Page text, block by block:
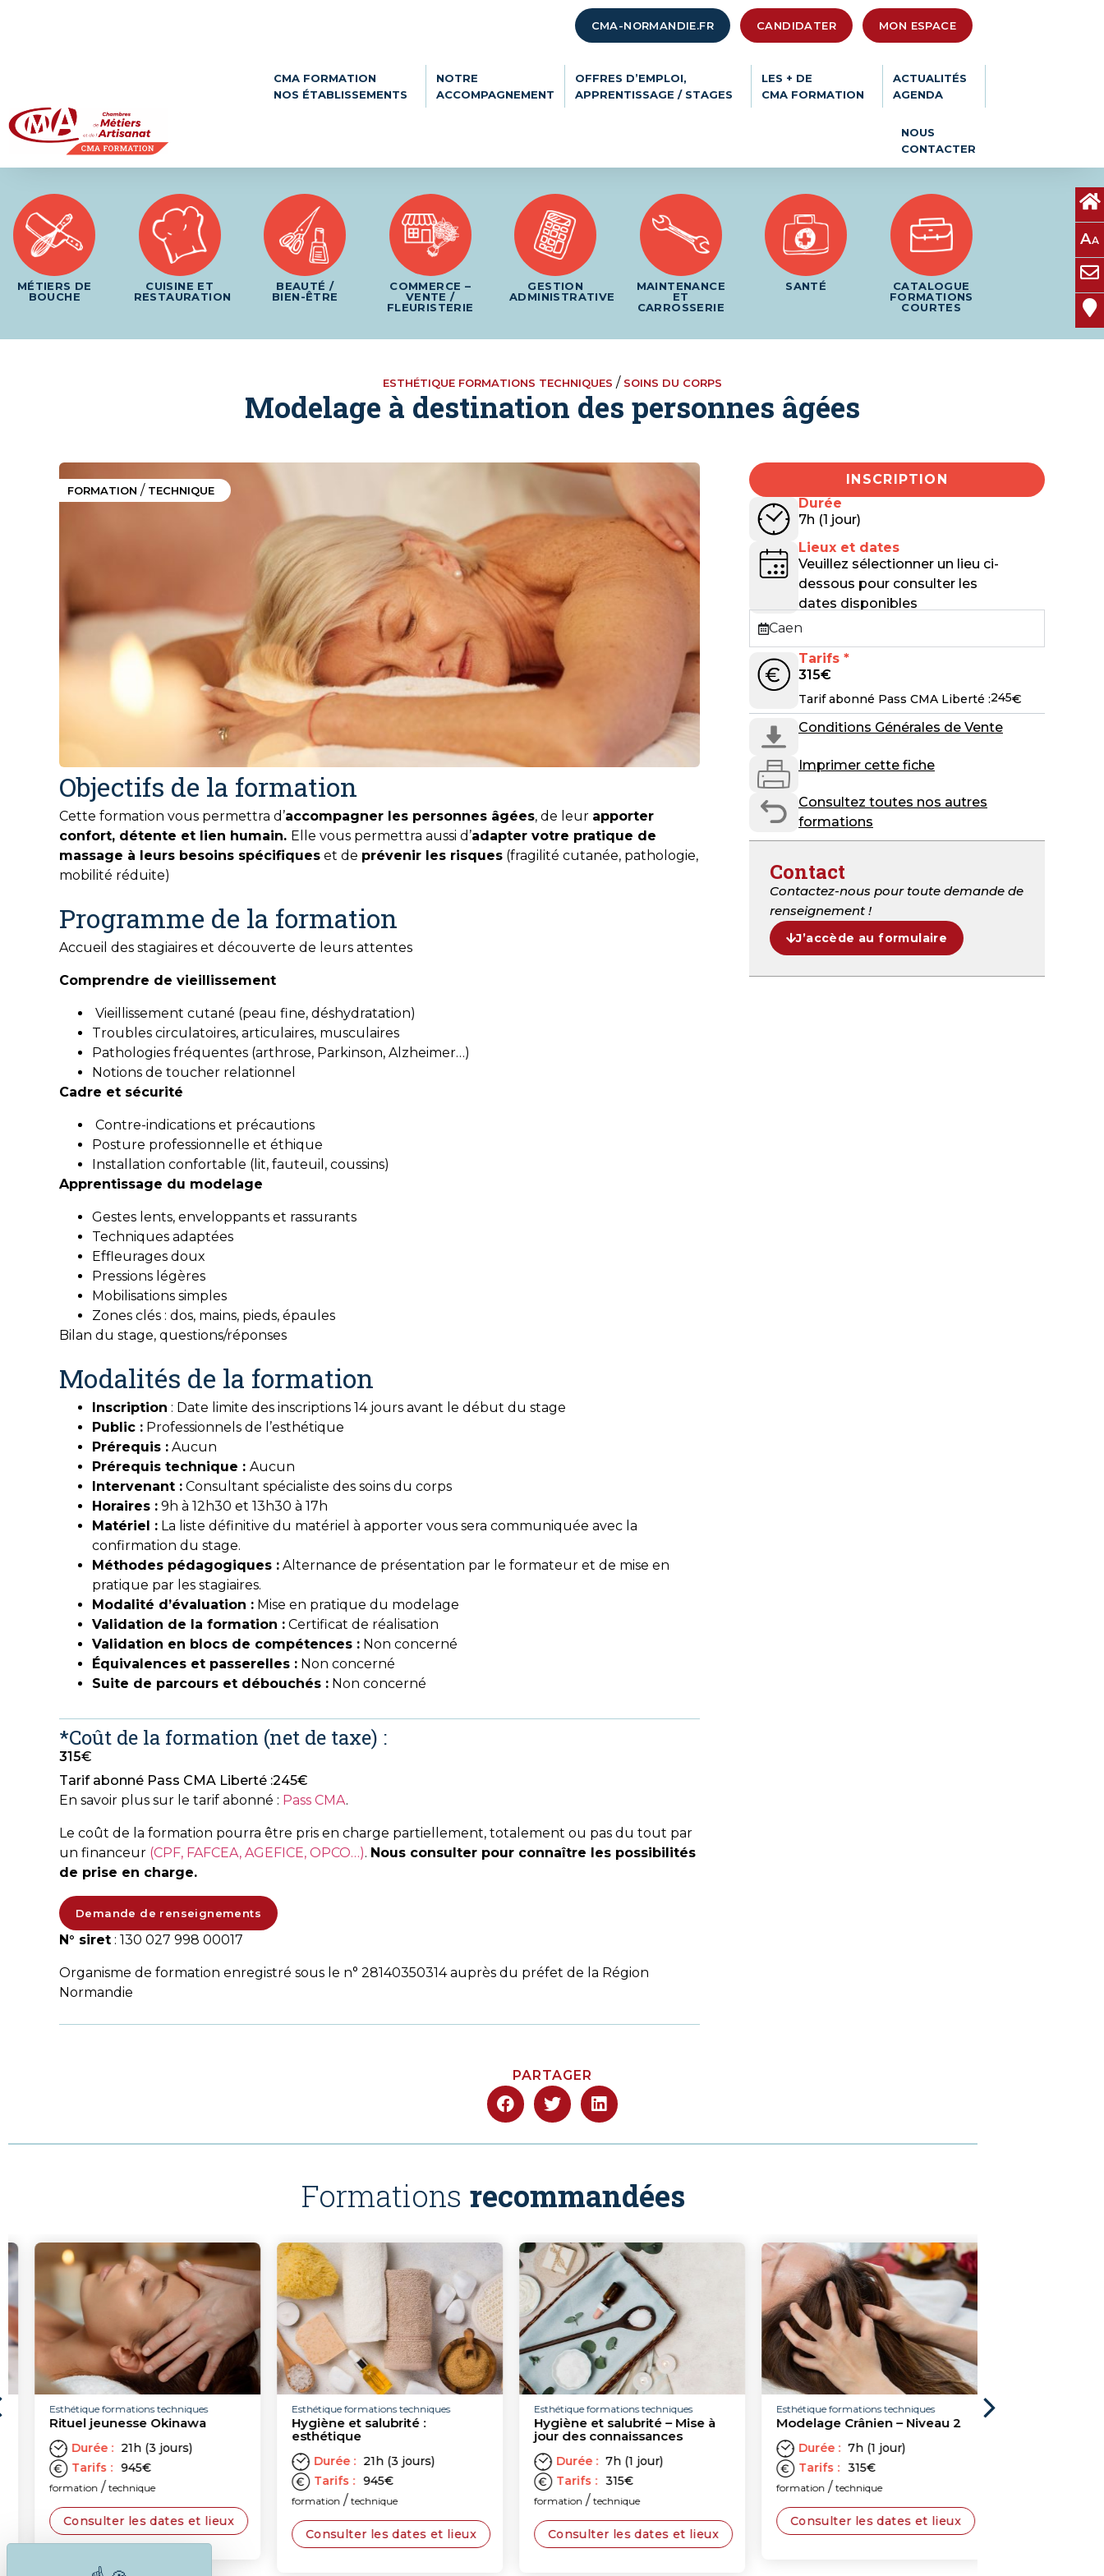
CMA-NORMANDIE.FR CANDIDATER MON ESPACE
CMA FORMATION
NOS ÉTABLISSEMENTS
NOTRE
ACCOMPAGNEMENT
OFFRES D’EMPLOI,
APPRENTISSAGE / STAGES
LES + DE
CMA FORMATION
ACTUALITÉS
AGENDA
NOUS
CONTACTER
MÉTIERS DE
BOUCHE
CUISINE ET
RESTAURATION
BEAUTÉ /
BIEN-ÊTRE
COMMERCE –
VENTE /
FLEURISTERIE
GESTION
ADMINISTRATIVE
MAINTENANCE
ET
CARROSSERIE
SANTÉ
CATALOGUE
FORMATIONS
COURTES
AA
ESTHÉTIQUE FORMATIONS TECHNIQUES / SOINS DU CORPS
Modelage à destination des personnes âgées
FORMATION / TECHNIQUE
Objectifs de la formation
Cette formation vous permettra d’accompagner les personnes âgées, de leur apporter
confort, détente et lien humain. Elle vous permettra aussi d’adapter votre pratique de
massage à leurs besoins spécifiques et de prévenir les risques (fragilité cutanée, pathologie,
mobilité réduite)
Programme de la formation
Accueil des stagiaires et découverte de leurs attentes
Comprendre de vieillissement
Vieillissement cutané (peau fine, déshydratation)
Troubles circulatoires, articulaires, musculaires
Pathologies fréquentes (arthrose, Parkinson, Alzheimer…)
Notions de toucher relationnel
Cadre et sécurité
Contre-indications et précautions
Posture professionnelle et éthique
Installation confortable (lit, fauteuil, coussins)
Apprentissage du modelage
Gestes lents, enveloppants et rassurants
Techniques adaptées
Effleurages doux
Pressions légères
Mobilisations simples
Zones clés : dos, mains, pieds, épaules
Bilan du stage, questions/réponses
Modalités de la formation
Inscription : Date limite des inscriptions 14 jours avant le début du stage
Public : Professionnels de l’esthétique
Prérequis : Aucun
Prérequis technique : Aucun
Intervenant : Consultant spécialiste des soins du corps
Horaires : 9h à 12h30 et 13h30 à 17h
Matériel : La liste définitive du matériel à apporter vous sera communiquée avec la
confirmation du stage.
Méthodes pédagogiques : Alternance de présentation par le formateur et de mise en
pratique par les stagiaires.
Modalité d’évaluation : Mise en pratique du modelage
Validation de la formation : Certificat de réalisation
Validation en blocs de compétences : Non concerné
Équivalences et passerelles : Non concerné
Suite de parcours et débouchés : Non concerné
*Coût de la formation (net de taxe) :
315€
Tarif abonné Pass CMA Liberté :245€
En savoir plus sur le tarif abonné : Pass CMA.
Le coût de la formation pourra être pris en charge partiellement, totalement ou pas du tout par
un financeur (CPF, FAFCEA, AGEFICE, OPCO…). Nous consulter pour connaître les possibilités
de prise en charge.
Demande de renseignements
N° siret : 130 027 998 00017
Organisme de formation enregistré sous le n° 28140350314 auprès du préfet de la Région
Normandie
INSCRIPTION
Durée
7h (1 jour)
Lieux et dates
Veuillez sélectionner un lieu ci-
dessous pour consulter les
dates disponibles
Caen
Tarifs *
315€
Tarif abonné Pass CMA Liberté :245€
Conditions Générales de Vente
Imprimer cette fiche
Consultez toutes nos autres
formations
Contact
Contactez-nous pour toute demande de
renseignement !
J’accède au formulaire
PARTAGER
Formations recommandées
Esthétique formations techniques
Rituel jeunesse Okinawa
Durée : 21h (3 jours)
Tarifs : 945€
formation/technique
Consulter les dates et lieux
Esthétique formations techniques
Hygiène et salubrité :
esthétique
Durée : 21h (3 jours)
Tarifs : 945€
formation/technique
Consulter les dates et lieux
Esthétique formations techniques
Hygiène et salubrité – Mise à
jour des connaissances
Durée : 7h (1 jour)
Tarifs : 315€
formation/technique
Consulter les dates et lieux
Esthétique formations techniques
Modelage Crânien – Niveau 2
Durée : 7h (1 jour)
Tarifs : 315€
formation/technique
Consulter les dates et lieux